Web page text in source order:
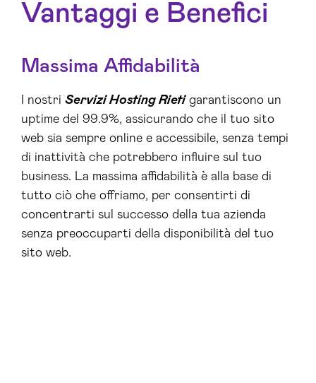
Vantaggi e Benefici
Massima Affidabilità
I nostri Servizi Hosting Rietigarantiscono un
uptime del 99.9%, assicurando che il tuo sito
web sia sempre online e accessibile, senza tempi
di inattività che potrebbero influire sul tuo
business. La massima affidabilità è alla base di
tutto ciò che offriamo, per consentirti di
concentrarti sul successo della tua azienda
senza preoccuparti della disponibilità del tuo
sito web.